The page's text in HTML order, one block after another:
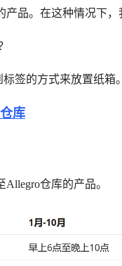
品。在这种情况下
签的方式来放置纸箱
库
仓库的产品。